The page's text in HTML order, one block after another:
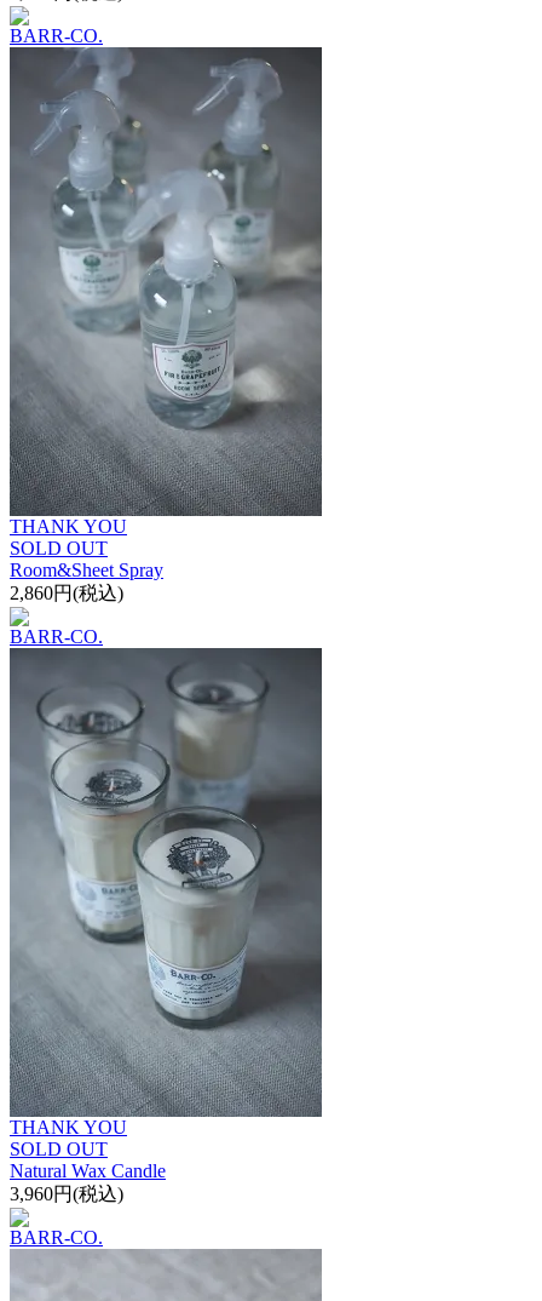
BARR-CO.
THANK YOU
SOLD OUT
Room&Sheet Spray
2,860円(税込)
BARR-CO.
THANK YOU
SOLD OUT
Natural Wax Candle
3,960円(税込)
BARR-CO.